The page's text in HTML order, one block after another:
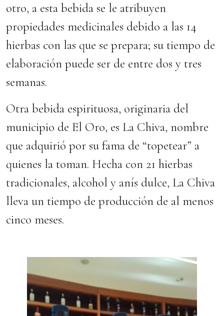
otro, a esta bebida se le atribuyen
propiedades medicinales debido a las 14
hierbas con las que se prepara; su tiempo de
elaboración puede ser de entre dos y tres
semanas.
Otra bebida espirituosa, originaria del
municipio de El Oro, es La Chiva, nombre
que adquirió por su fama de “topetear” a
quienes la toman. Hecha con 21 hierbas
tradicionales, alcohol y anís dulce, La Chiva
lleva un tiempo de producción de al menos
cinco meses.